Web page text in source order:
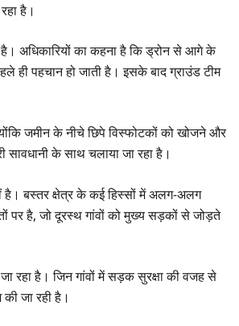
है।
अधिकारियों का कहना है कि ड्रोन से आगे के
ही पहचान हो जाती है। इसके बाद ग्राउंड टीम
जमीन के नीचे छिपे विस्फोटकों को खोजने और
के साथ चलाया जा रहा है।
है। बस्तर क्षेत्र के कई हिस्सों में अलग-अलग
पर है, जो दूरस्थ गांवों को मुख्य सड़कों से जोड़ते
रहा है। जिन गांवों में सड़क सुरक्षा की वजह से
जा रही है।